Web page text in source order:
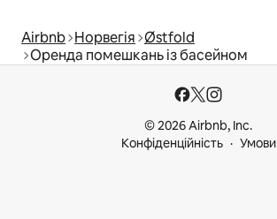
Airbnb Норвегія Østfold
Оренда помешкань із басейном
© 2026 Airbnb, Inc.
Конфіденційність
Умови